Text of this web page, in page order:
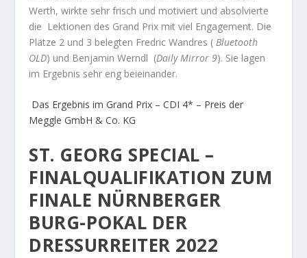
Werth, wirkte sehr frisch und motiviert und absolvierte
die Lektionen des Grand Prix mit viel Engagement. Die
Plätze 2 und 3 belegten Fredric Wandres (Bluetooth
OLD) und Benjamin Werndl (Daily Mirror 9). Sie lagen
im Ergebnis sehr eng beieinander.
Das Ergebnis im Grand Prix – CDI 4* – Preis der
Meggle GmbH & Co. KG
ST. GEORG SPECIAL –
FINALQUALIFIKATION ZUM
FINALE NÜRNBERGER
BURG-POKAL DER
DRESSURREITER 2022